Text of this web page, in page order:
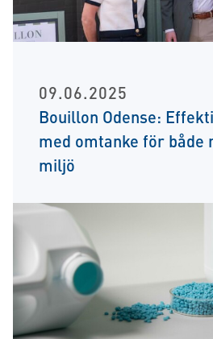
09.06.2025
Bouillon Odense:
med omtanke för både
miljö